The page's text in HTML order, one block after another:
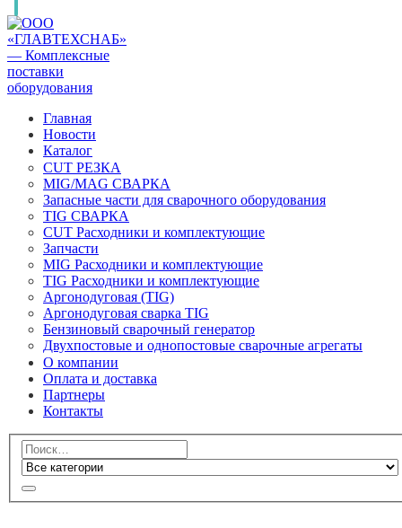
Главная
Новости
Каталог
CUT РЕЗКА
MIG/MAG СВАРКА
Запасные части для сварочного оборудования
TIG СВАРКА
CUT Расходники и комплектующие
Запчасти
MIG Расходники и комплектующие
TIG Расходники и комплектующие
Аргонодуговая (TIG)
Аргонодуговая сварка TIG
Бензиновый сварочный генератор
Двухпостовые и однопостовые сварочные агрегаты
О компании
Оплата и доставка
Партнеры
Контакты